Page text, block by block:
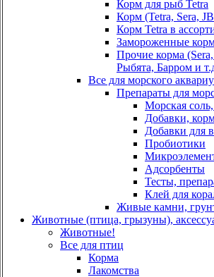
Корм для рыб Tetra
Корм (Tetra, Sera,
Корм Tetra в
Замороженные
Прочие корма
Рыбята, Барром и
Все для морского
Препараты для
Морская
Добавки,
Добавки для
Пробиотики
Адсорбенты
Тесты,
Клей для
Живые камни,
Животные (птица, грызуны),
Животные!
Все для птиц
Корма
Лакомства